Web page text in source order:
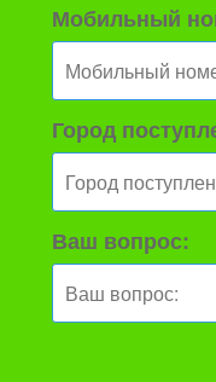
Мобильный
Город
Ваш вопрос: